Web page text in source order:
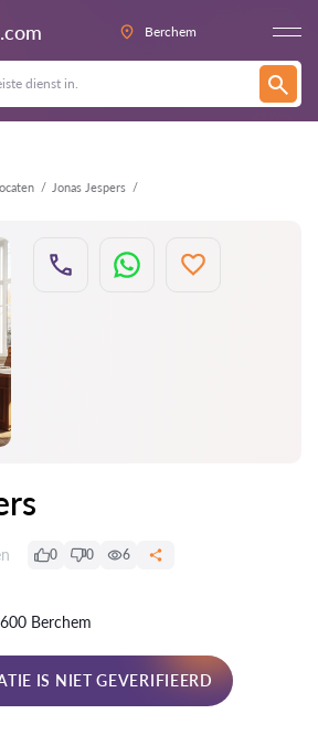
Berchem
Jonas Jespers
0 0 6
Berchem
IS NIET GEVERIFIEERD